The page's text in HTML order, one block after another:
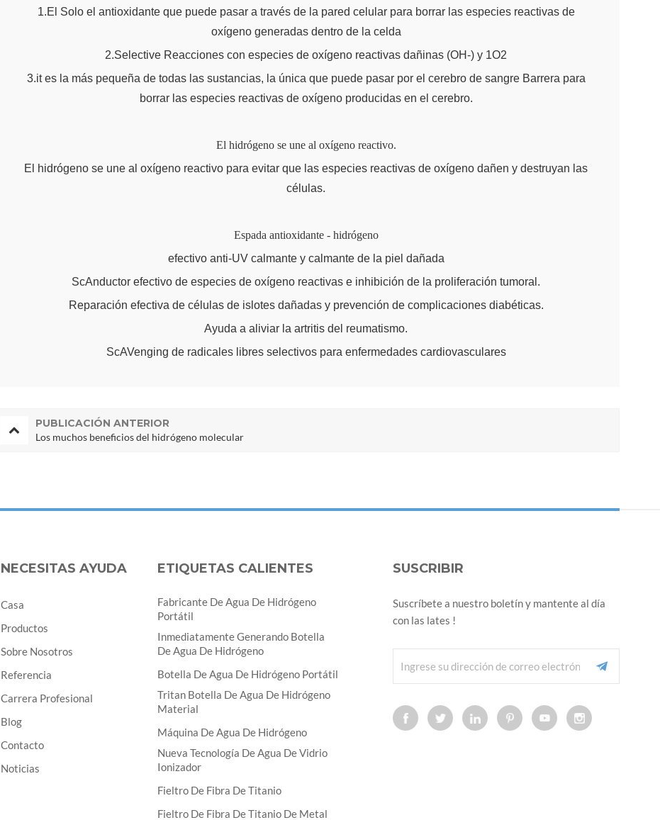
1.El Solo el antioxidante que puede pasar a través de la pared celular para borrar las especies reactivas de
oxígeno generadas dentro de la celda
2.Selective Reacciones con especies de oxígeno reactivas dañinas (OH-) y 1O2
3.it es la más pequeña de todas las sustancias, la única que puede pasar por el cerebro de sangre Barrera para
borrar las especies reactivas de oxígeno producidas en el cerebro.
El hidrógeno se une al oxígeno reactivo.
El hidrógeno se une al oxígeno reactivo para evitar que las especies reactivas de oxígeno dañen y destruyan las
células.
Espada antioxidante - hidrógeno
efectivo anti-UV calmante y calmante de la piel dañada
ScAnductor efectivo de especies de oxígeno reactivas e inhibición de la proliferación tumoral.
Reparación efectiva de células de islotes dañadas y prevención de complicaciones diabéticas.
Ayuda a aliviar la artritis del reumatismo.
ScAVenging de radicales libres selectivos para enfermedades cardiovasculares
PUBLICACIÓN ANTERIOR
Los muchos beneficios del hidrógeno molecular
SUSCRIBIR
Suscríbete a nuestro boletín y mantente al día
con las lates !
NECESITAS AYUDA
Casa
Productos
Sobre Nosotros
Referencia
Carrera Profesional
Blog
Contacto
Noticias
ETIQUETAS CALIENTES
Fabricante De Agua De Hidrógeno
Portátil
Inmediatamente Generando Botella
De Agua De Hidrógeno
Botella De Agua De Hidrógeno Portátil
Tritan Botella De Agua De Hidrógeno
Material
Máquina De Agua De Hidrógeno
Nueva Tecnología De Agua De Vidrio
Ionizador
Fieltro De Fibra De Titanio
Fieltro De Fibra De Titanio De Metal